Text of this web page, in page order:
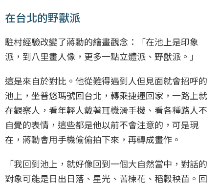
在台北的野獸派
駐村經驗改變了蔣勳的繪畫觀念：「在池上是印象
派，到八里畫人像，更多一點立體派、野獸派。」
這是來自於對比。他從難得遇到人但見面就會招呼的
池上，坐普悠瑪號回台北，轉乘捷運回家，一路上就
在觀察人，看年輕人戴著耳機滑手機、看各種路人不
自覺的表情，這些都是他以前不會注意的，可是現
在，蔣勳會用手機偷偷拍下來，再轉成畫作。
「我回到池上，就好像回到一個大自然當中，對話的
對象可能是日出日落、星光、苦楝花、稻穀秧苗。回